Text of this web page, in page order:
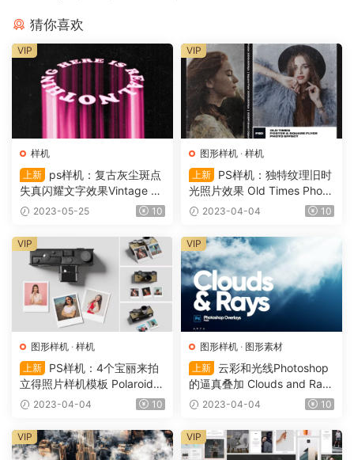
猜你喜欢
样机
上新
ps样机：复古灰尘斑点
失真闪耀文字效果Vintage Sh
ine Text Effect
2023-05-25 10
VIP
图形样机 · 样机
上新
PS样机：独特纹理旧时
光照片效果 Old Times Photo
Effect（0026）
2023-04-04 10
VIP
图形样机 · 样机
上新
PS样机：4个宝丽来拍
立得照片样机模板 Polaroid P
hoto Mockup（0025）
2023-04-04 10
VIP
图形样机 · 图形素材
上新 云彩和光线Photoshop
的逼真叠加 Clouds and Rays
– Realistic Overlays for Phot
2023-04-04 10
VIP
VIP VIP